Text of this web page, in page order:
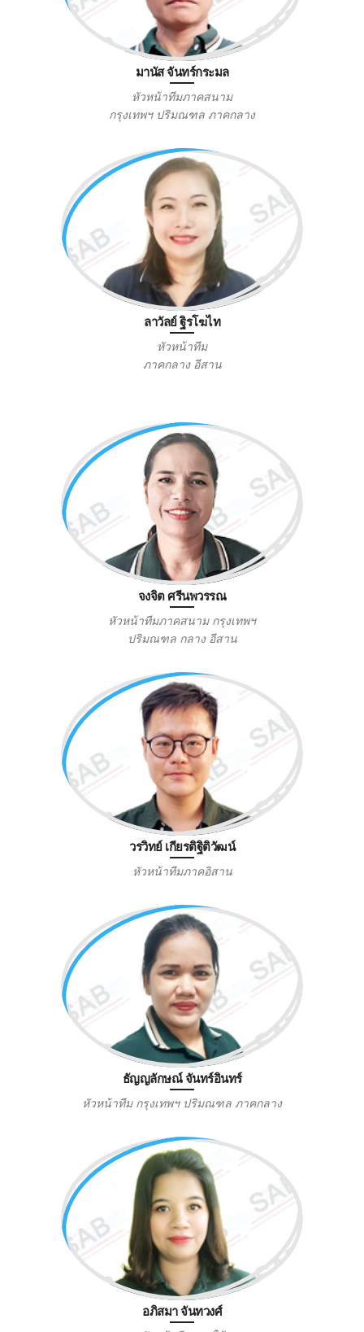
มานัส จันทร์กระมล
หัวหน้าทีมภาคสนาม
กรุงเทพฯ ปริมณฑล ภาคกลาง
ลาวัลย์ ฐิรโฆไท
หัวหน้าทีม
ภาคกลาง อีสาน
จงจิต ศรีนพวรรณ
หัวหน้าทีมภาคสนาม กรุงเทพฯ
ปริมณฑล กลาง อีสาน
วรวิทย์ เกียรติฐิติวัฒน์
หัวหน้าทีมภาคอิสาน
ธัญญลักษณ์ จันทร์อินทร์
หัวหน้าทีม กรุงเทพฯ ปริมณฑล ภาคกลาง
อภิสมา จันทวงศ์